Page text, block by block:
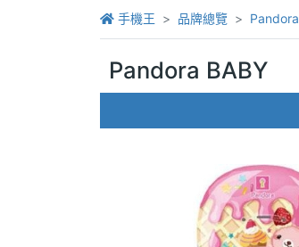
手機王 品牌總覽 Pandora
Pandora BABY